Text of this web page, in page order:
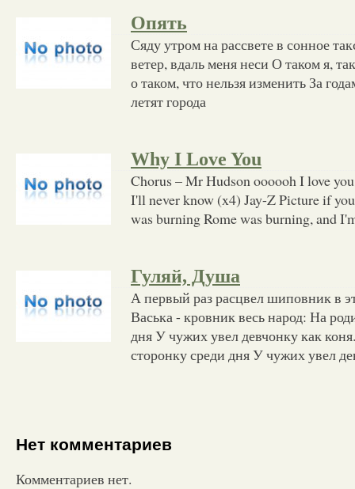
Опять
Сяду утром на рассвете в сонное
ветер, вдаль меня неси О таком я,
о таком, что нельзя изменить За
летят города
Why I Love You
Chorus – Mr Hudson oooooh I love
I'll never know (x4) Jay-Z Picture if
was burning Rome was burning, and
Гуляй, Душа
А первый раз расцвел шиповник в
Васька - кровник весь народ: На
дня У чужих увел девчонку как
сторонку среди дня У чужих увел
Нет комментариев
Комментариев нет.